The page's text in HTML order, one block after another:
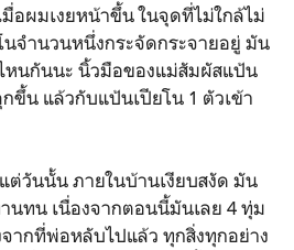
อผมเงยหน้าขึ้น ในจุดที่ไม่ใกล้ไม่
จำนวนหนึ่งกระจัดกระจายอยู่ มัน
หนกันนะ นิ้วมือของแม่สัมผัสแป้น
น แล้วกับแป้นเปียโน 1 ตัวเข้า
วันนั้น ภายในบ้านเงียบสงัด มัน
นทน เนื่องจากตอนนี้มันเลย 4 ทุ่ม
ากที่พ่อหลับไปแล้ว ทุกสิ่งทุกอย่าง